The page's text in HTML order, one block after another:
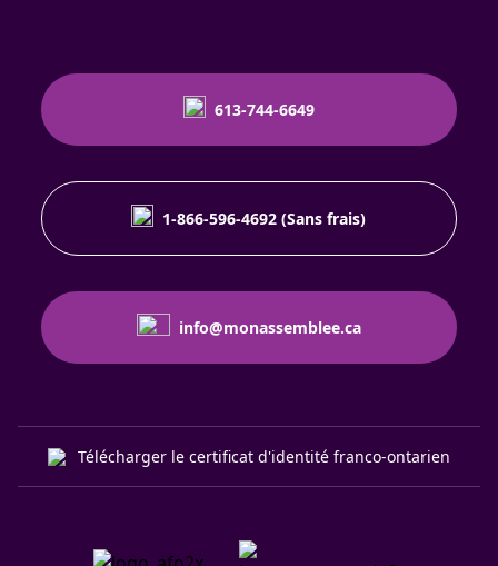
613-744-6649
1-866-596-4692 (Sans frais)
info@monassemblee.ca
Télécharger le certificat d'identité franco-ontarien